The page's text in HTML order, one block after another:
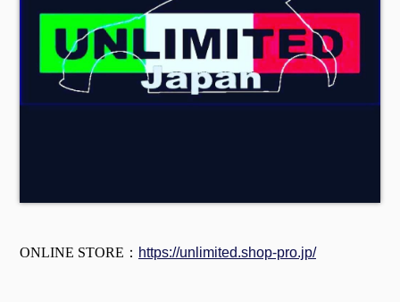
ONLINE STORE： https://unlimited.shop-pro.jp/